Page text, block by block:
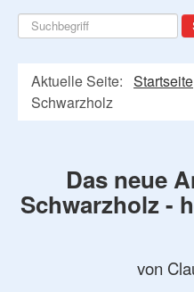
Suchen
...
Aktuelle Seite: Startseite
Schwarzholz
Das neue
Schwarzholz -
von